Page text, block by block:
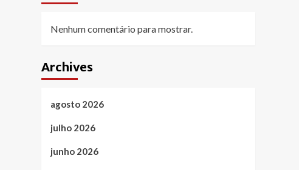
Nenhum comentário para mostrar.
Archives
agosto 2026
julho 2026
junho 2026